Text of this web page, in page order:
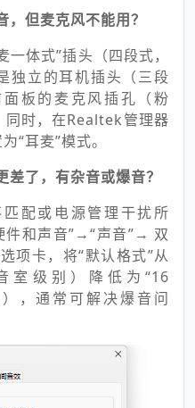
但麦克风不能用？
体式”插头（四段式，
独立的耳机插头（三段
板的麦克风插孔（粉
同时，在Realtek管理器
“耳麦”模式。
了，有杂音或爆音？
配或电源管理干扰所
和声音”→“声音”→ 双
项卡，将“默认格式”从
室级别）降低为“16
，通常可解决爆音问